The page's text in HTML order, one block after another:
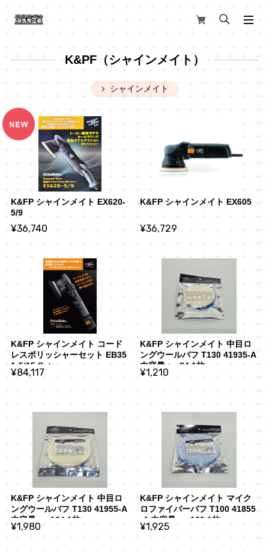
K&PF（シャインメイト）
シャインメイト
K&FP シャインメイト EX620-
5/9
¥36,740
K&FP シャインメイト EX605
¥36,729
K&FP シャインメイト コード
レスポリッシャーセット EB35
1-5/15 Set
¥84,117
K&FP シャインメイト 中目ロ
ングウールバフ T130 41935-A
内容量：φ84 1枚
¥1,210
K&FP シャインメイト 中目ロ
ングウールバフ T130 41955-A
内容量：φ134 1枚
¥1,980
K&FP シャインメイト マイク
ロファイバーバフ T100 41855
-A 内容量：φ130 1枚
¥1,925